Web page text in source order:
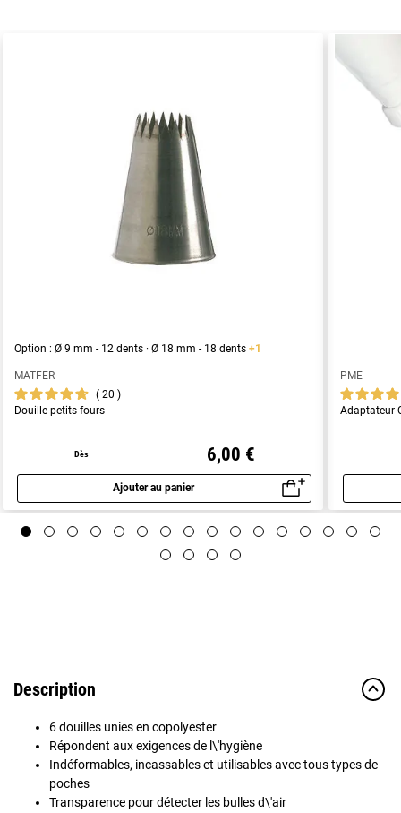
Option : Ø 9 mm - 12 dents · Ø 18 mm - 18 dents +1
MATFER
20
Douille petits fours
Dès 6,00 €
Ajouter au panier
Aperçu rapide
PME
Adaptateur
Description
6 douilles unies en copolyester
Répondent aux exigences de l\'hygiène
Indéformables, incassables et utilisables avec tous types de
poches
Transparence pour détecter les bulles d\'air